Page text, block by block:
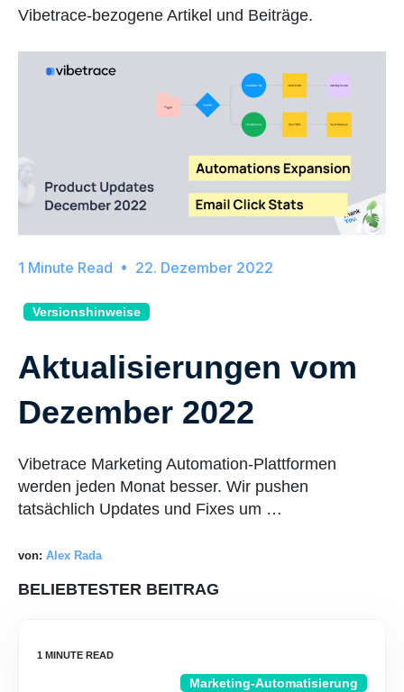
Vibetrace-bezogene Artikel und Beiträge.
22. Dezember 2022
Versionshinweise
Aktualisierungen vom
Dezember 2022
Vibetrace Marketing Automation-Plattformen
werden jeden Monat besser. Wir pushen
tatsächlich Updates und Fixes um …
von: Alex Rada
BELIEBTESTER BEITRAG
Marketing-Automatisierung